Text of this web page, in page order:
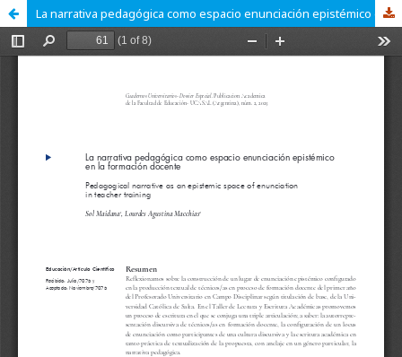
La narrativa pedagógica como espacio enunciación epistémico en la formación docente de técnicos/as